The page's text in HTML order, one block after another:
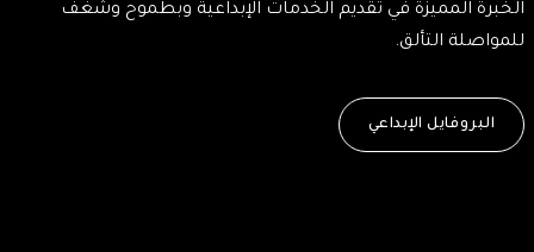
الخبرة المميزة في تقديم الخدمات الإبداعية وبطموح وشغف
للمواصلة التألق.
البروفايل الإبداعي